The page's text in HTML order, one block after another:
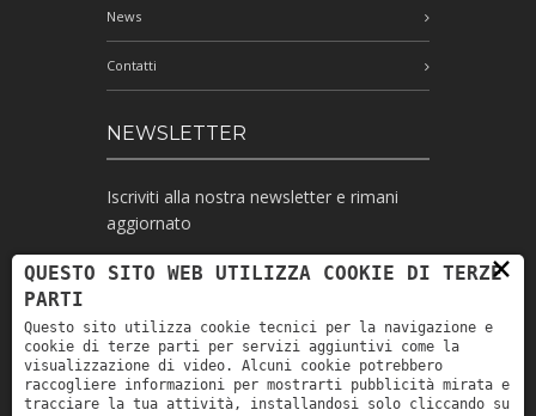
News
Contatti
NEWSLETTER
Iscriviti alla nostra newsletter e rimani
aggiornato
Ho letto l'informativa e autorizzo il
trattamento dei miei dati personali per le
finalità ivi indicate *
×
QUESTO SITO WEB UTILIZZA COOKIE DI TERZE
PARTI
Questo sito utilizza cookie tecnici per la navigazione e
cookie di terze parti per servizi aggiuntivi come la
visualizzazione di video. Alcuni cookie potrebbero
raccogliere informazioni per mostrarti pubblicità mirata e
tracciare la tua attività, installandosi solo cliccando su